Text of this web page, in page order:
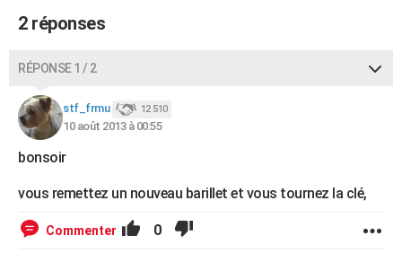
CARTE DE VOEUX
COPAINS D'AVANT
S'inscrire
Se connecter
Lycées
Collèges
Primaires
Universités
Entreprises
Service militaire
Avis de recherche
AVIS DE DÉCÈS
FORUM
Bricolage
Lifestyle
Culture
Sport
Auto
Television
Voyage
Cinema
2 réponses
RÉPONSE 1 / 2
stf_frmu 12 510
10 août 2013 à 00:55
bonsoir
vous remettez un nouveau barillet et vous tournez la clé,
Commenter 0